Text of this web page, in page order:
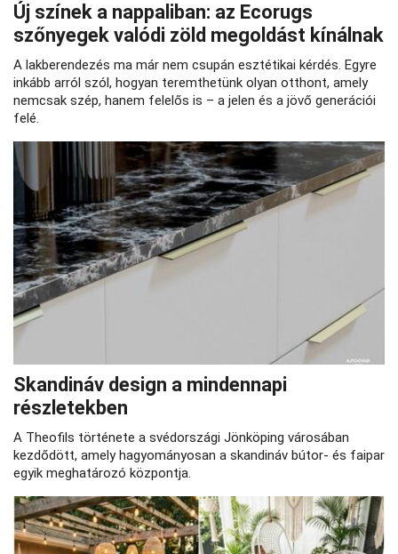
Új színek a nappaliban: az Ecorugs
szőnyegek valódi zöld megoldást kínálnak
A lakberendezés ma már nem csupán esztétikai kérdés. Egyre
inkább arról szól, hogyan teremthetünk olyan otthont, amely
nemcsak szép, hanem felelős is – a jelen és a jövő generációi
felé.
Skandináv design a mindennapi
részletekben
A Theofils története a svédországi Jönköping városában
kezdődött, amely hagyományosan a skandináv bútor- és faipar
egyik meghatározó központja.